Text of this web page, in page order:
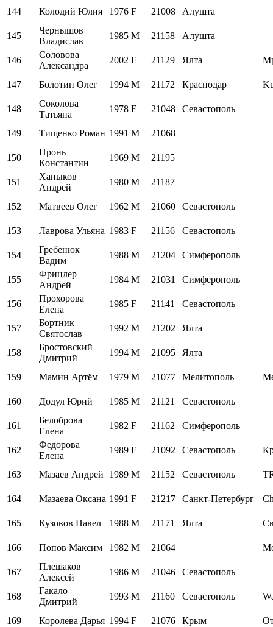
144 Колодий Юлия 1976 F 21008 Алушта
145
Чернышов
Владислав
1985 M 21158 Алушта
146
Соловова
Александра
2002 F 21129 Ялта
147 Болотин Олег 1994 M 21172 Краснодар
148
Соколова
Татьяна
1978 F 21048 Севастополь
149 Тищенко Роман 1991 M 21068
150
Пронь
Константин
1969 M 21195
151
Ханыков
Андрей
1980 M 21187
152 Матвеев Олег 1962 M 21060 Севастополь
153 Лаврова Ульяна 1983 F 21156 Севастополь
154
Гребенюк
Вадим
1988 M 21204 Симферополь
155
Фрицлер
Андрей
1984 M 21031 Симферополь
156
Прохорова
Елена
1985 F 21141 Севастополь
157
Бортник
Святослав
1992 M 21202 Ялта
158
Бростовский
Дмитрий
1994 M 21095 Ялта
159 Мамин Артём 1979 M 21077 Мелитополь
160 Додул Юрий 1985 M 21121 Севастополь
161
Белоброва
Елена
1982 F 21162 Симферополь
162
Федорова
Елена
1989 F 21092 Севастополь
163 Мазаев Андрей 1989 M 21152 Севастополь
164 Мазаева Оксана 1991 F 21217 Санкт-Петербург
165 Кузовов Павел 1988 M 21171 Ялта
166 Попов Максим 1982 M 21064
167
Плешаков
Алексей
1986 M 21046 Севастополь
168
Гакало
Дмитрий
1993 M 21160 Севастополь
169 Королева Дарья 1994 F 21076 Крым